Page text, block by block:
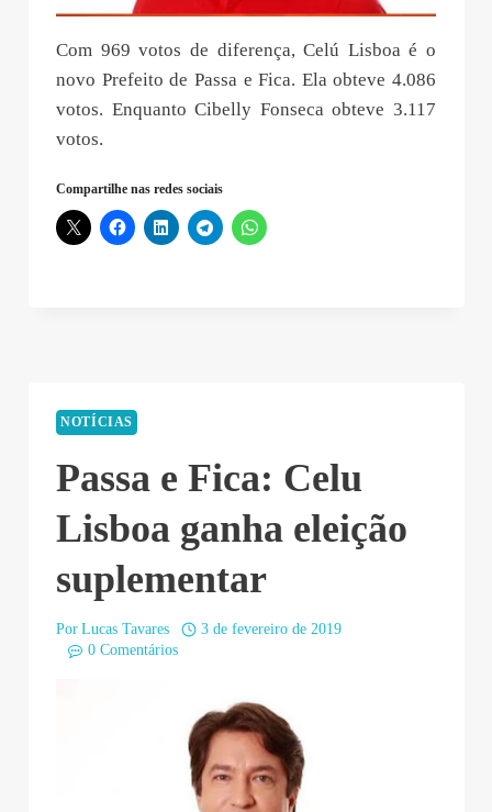
Com 969 votos de diferença, Celú Lisboa é o
novo Prefeito de Passa e Fica. Ela obteve 4.086
votos. Enquanto Cibelly Fonseca obteve 3.117
votos.
Compartilhe nas redes sociais
NOTÍCIAS
Passa e Fica: Celu
Lisboa ganha eleição
suplementar
Por Lucas Tavares
3 de fevereiro de 2019
0 Comentários